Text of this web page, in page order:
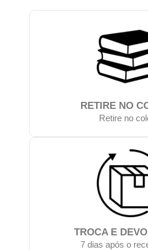
RETIRE NO
Retire no
TROCA E
7 dias após o